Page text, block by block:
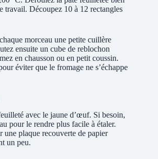
travail. Découpez 10 à 12 rectangles
morceau une petite cuillère
ensuite un cube de reblochon
en chausson ou en petit coussin.
éviter que le fromage ne s’échappe
avec le jaune d’œuf. Si besoin,
pour le rendre plus facile à étaler.
une plaque recouverte de papier
un peu.